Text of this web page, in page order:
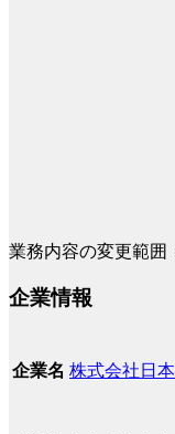
業務内容の変更範囲
企業情報
企業名 株式会社日